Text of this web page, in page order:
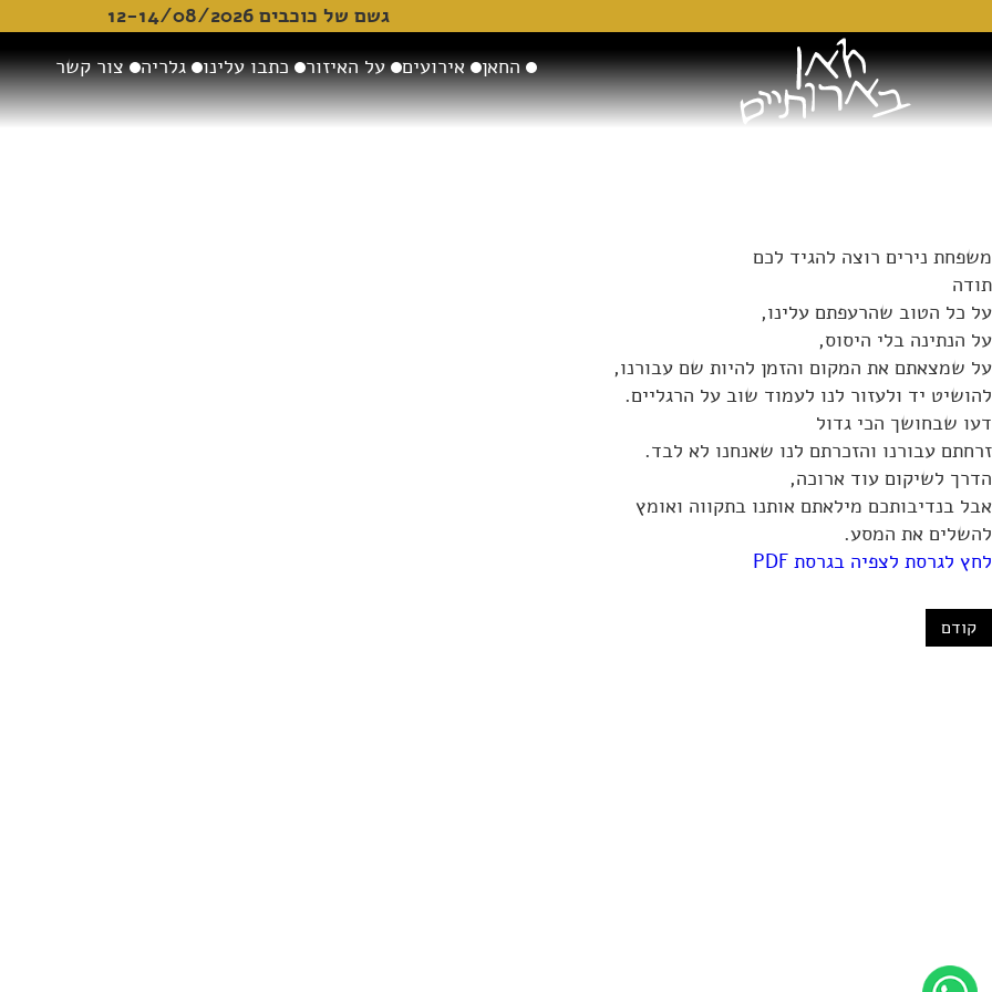
גשם של כוכבים 12-14/08/2026
החאן
אירועים על האיזור כתבו עלינו גלריה צור קשר
משפחת נירים רוצה להגיד לכם
תודה
על כל הטוב שהרעפתם עלינו,
על הנתינה בלי היסוס,
על שמצאתם את המקום והזמן להיות שם עבורנו,
להושיט יד ולעזור לנו לעמוד שוב על הרגליים.
דעו שבחושך הכי גדול
זרחתם עבורנו והזכרתם לנו שאנחנו לא לבד.
הדרך לשיקום עוד ארוכה,
אבל בנדיבותכם מילאתם אותנו בתקווה ואומץ
להשלים את המסע.
לחץ לגרסת לצפיה בגרסת PDF
קודם